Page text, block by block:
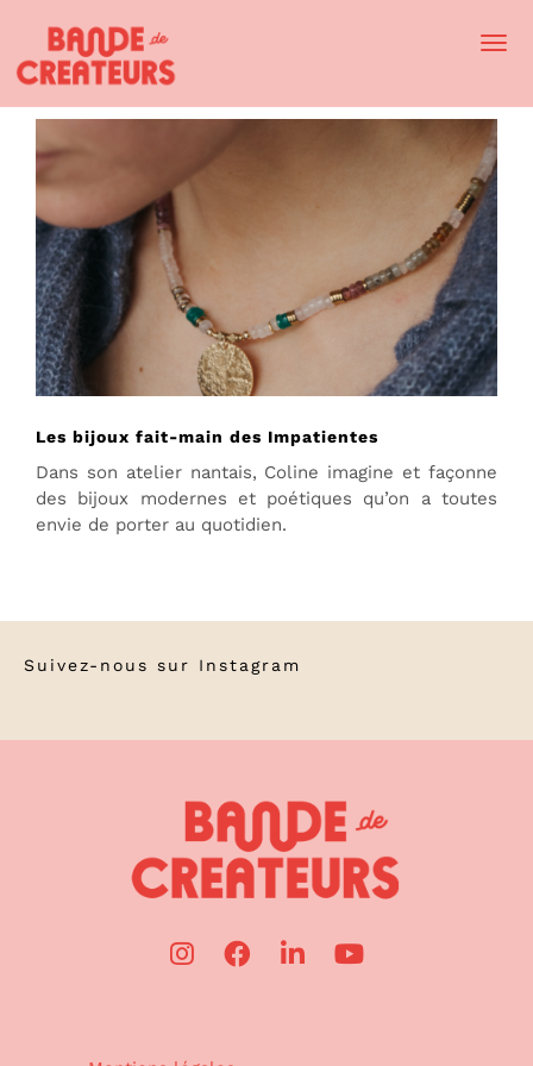
Les bijoux fait-main des Impatientes
Dans son atelier nantais, Coline imagine et façonne
des bijoux modernes et poétiques qu’on a toutes
envie de porter au quotidien.
Suivez-nous sur Instagram